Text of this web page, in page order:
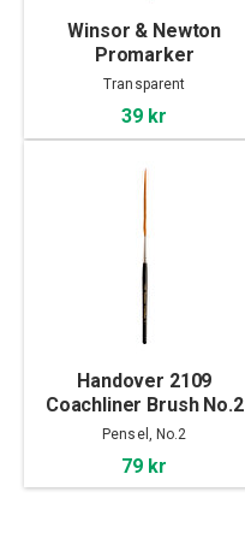
Winsor & Newton
Promarker
Transparent
39 kr
Handover 2109
Coachliner Brush No.2
Pensel, No.2
79 kr